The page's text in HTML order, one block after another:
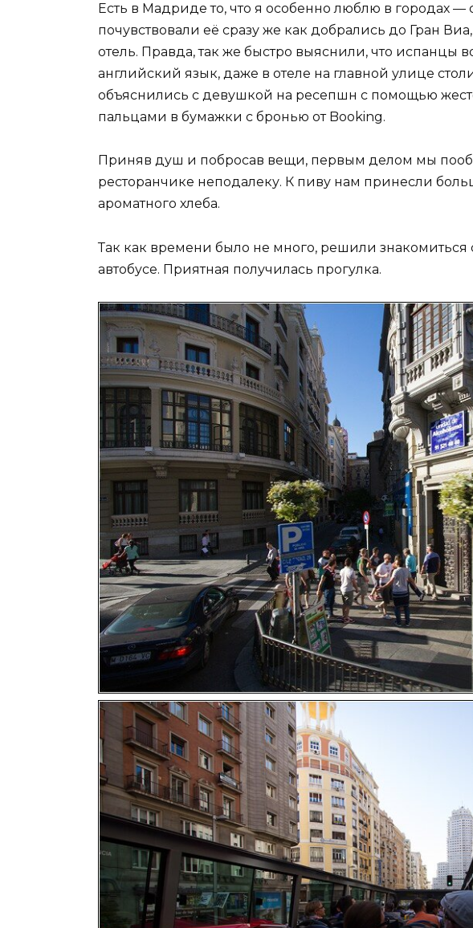
Есть в Мадриде то, что я особенно люблю в городах
почувствовали её сразу же как добрались до Гран
отель. Правда, так же быстро выяснили, что испанцы
английский язык, даже в отеле на главной улице
объяснились с девушкой на ресепшн с помощью
пальцами в бумажки с бронью от Booking.
Приняв душ и побросав вещи, первым делом мы
ресторанчике неподалеку. К пиву нам принесли
ароматного хлеба.
Так как времени было не много, решили знакомиться
автобусе. Приятная получилась прогулка.